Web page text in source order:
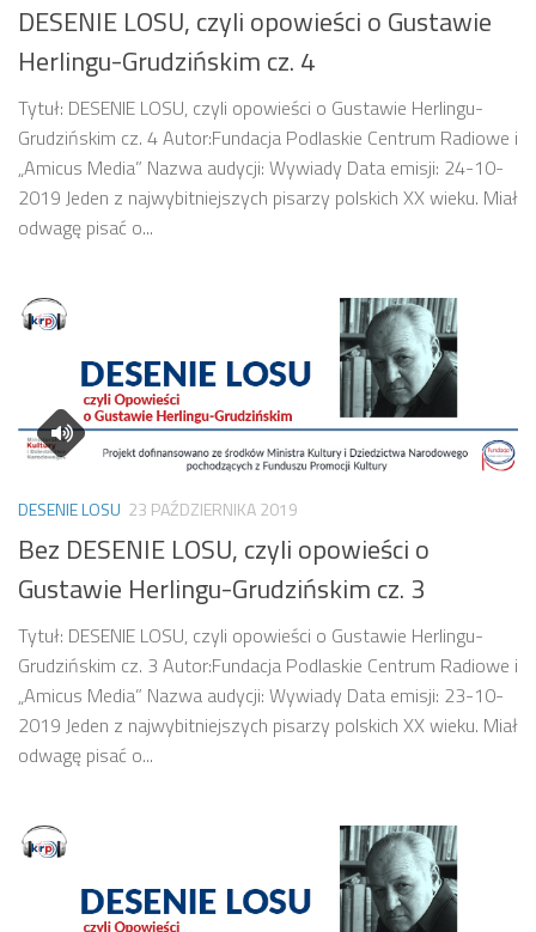
DESENIE LOSU, czyli opowieści o Gustawie
Herlingu-Grudzińskim cz. 4
Tytuł: DESENIE LOSU, czyli opowieści o Gustawie Herlingu-
Grudzińskim cz. 4 Autor:Fundacja Podlaskie Centrum Radiowe i
„Amicus Media” Nazwa audycji: Wywiady Data emisji: 24-10-
2019 Jeden z najwybitniejszych pisarzy polskich XX wieku. Miał
odwagę pisać o...
DESENIE LOSU 23 PAŹDZIERNIKA 2019
Bez DESENIE LOSU, czyli opowieści o
Gustawie Herlingu-Grudzińskim cz. 3
Tytuł: DESENIE LOSU, czyli opowieści o Gustawie Herlingu-
Grudzińskim cz. 3 Autor:Fundacja Podlaskie Centrum Radiowe i
„Amicus Media” Nazwa audycji: Wywiady Data emisji: 23-10-
2019 Jeden z najwybitniejszych pisarzy polskich XX wieku. Miał
odwagę pisać o...